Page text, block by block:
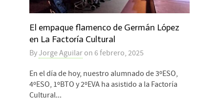
El empaque flamenco de Germán López
en La Factoría Cultural
ByJorge Aguilar on 6 febrero, 2025
En el día de hoy, nuestro alumnado de 3ºESO,
4ºESO, 1ºBTO y 2ºEVA ha asistido a la Factoría
Cultural...